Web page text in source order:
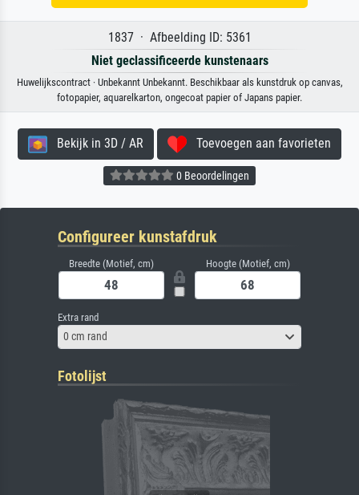
1837 · Afbeelding ID: 5361
Niet geclassificeerde kunstenaars
Huwelijkscontract · Unbekannt Unbekannt. Beschikbaar als kunstdruk op canvas,
fotopapier, aquarelkarton, ongecoat papier of Japans papier.
Bekijk in 3D / AR Toevoegen aan favorieten
0 Beoordelingen
Configureer kunstafdruk
Breedte (Motief, cm) Hoogte (Motief, cm)
Extra rand
0 cm rand
Fotolijst